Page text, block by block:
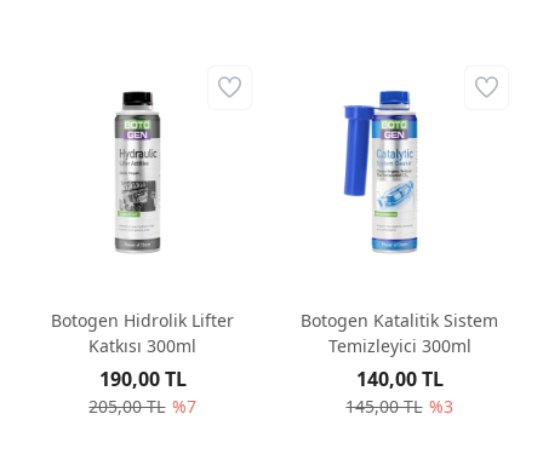
Botogen Hidrolik Lifter
Katkısı 300ml
205,00 TL %7
190,00 TL
Botogen Katalitik Sistem
Temizleyici 300ml
145,00 TL %3
140,00 TL